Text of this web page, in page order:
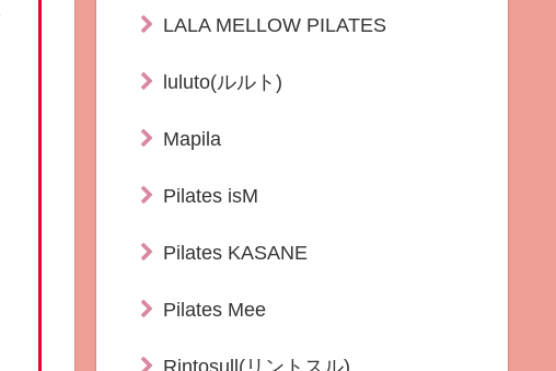
LALA MELLOW PILATES
luluto(ルルト)
Mapila
Pilates isM
Pilates KASANE
Pilates Mee